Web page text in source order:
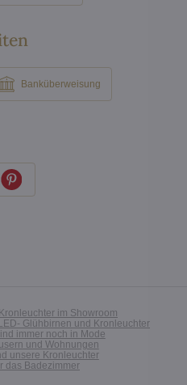
Banküberweisung
Kronleuchter im Showroom
Glühbirnen und Kronleuchter
immer noch in Mode
und Wohnungen
unsere Kronleuchter
das Badezimmer